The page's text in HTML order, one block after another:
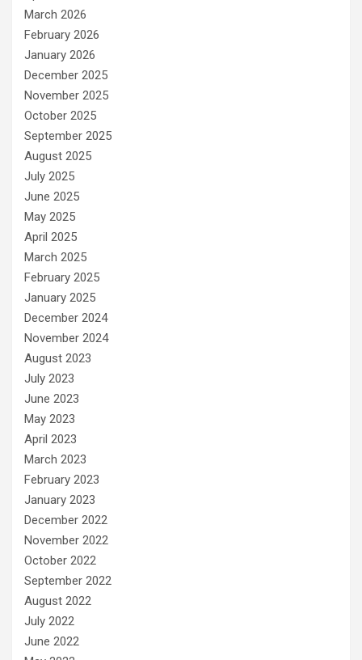
March 2026
February 2026
January 2026
December 2025
November 2025
October 2025
September 2025
August 2025
July 2025
June 2025
May 2025
April 2025
March 2025
February 2025
January 2025
December 2024
November 2024
August 2023
July 2023
June 2023
May 2023
April 2023
March 2023
February 2023
January 2023
December 2022
November 2022
October 2022
September 2022
August 2022
July 2022
June 2022